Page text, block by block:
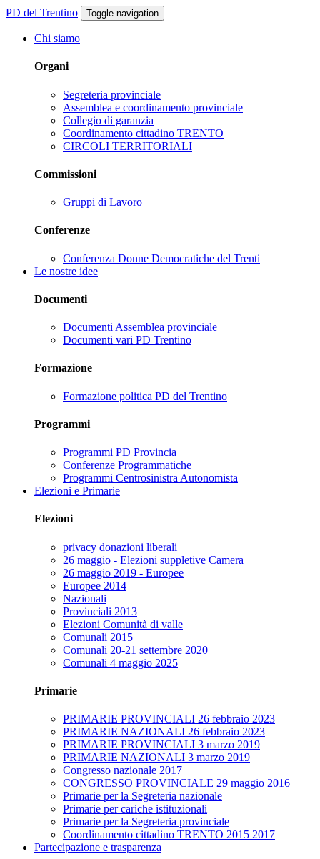
PD del Trentino Toggle navigation
Chi siamo
Organi
Segreteria provinciale
Assemblea e coordinamento provinciale
Collegio di garanzia
Coordinamento cittadino TRENTO
CIRCOLI TERRITORIALI
Commissioni
Gruppi di Lavoro
Conferenze
Conferenza Donne Democratiche del Trenti
Le nostre idee
Documenti
Documenti Assemblea provinciale
Documenti vari PD Trentino
Formazione
Formazione politica PD del Trentino
Programmi
Programmi PD Provincia
Conferenze Programmatiche
Programmi Centrosinistra Autonomista
Elezioni e Primarie
Elezioni
privacy donazioni liberali
26 maggio - Elezioni suppletive Camera
26 maggio 2019 - Europee
Europee 2014
Nazionali
Provinciali 2013
Elezioni Comunità di valle
Comunali 2015
Comunali 20-21 settembre 2020
Comunali 4 maggio 2025
Primarie
PRIMARIE PROVINCIALI 26 febbraio 2023
PRIMARIE NAZIONALI 26 febbraio 2023
PRIMARIE PROVINCIALI 3 marzo 2019
PRIMARIE NAZIONALI 3 marzo 2019
Congresso nazionale 2017
CONGRESSO PROVINCIALE 29 maggio 2016
Primarie per la Segreteria nazionale
Primarie per cariche istituzionali
Primarie per la Segreteria provinciale
Coordinamento cittadino TRENTO 2015 2017
Partecipazione e trasparenza